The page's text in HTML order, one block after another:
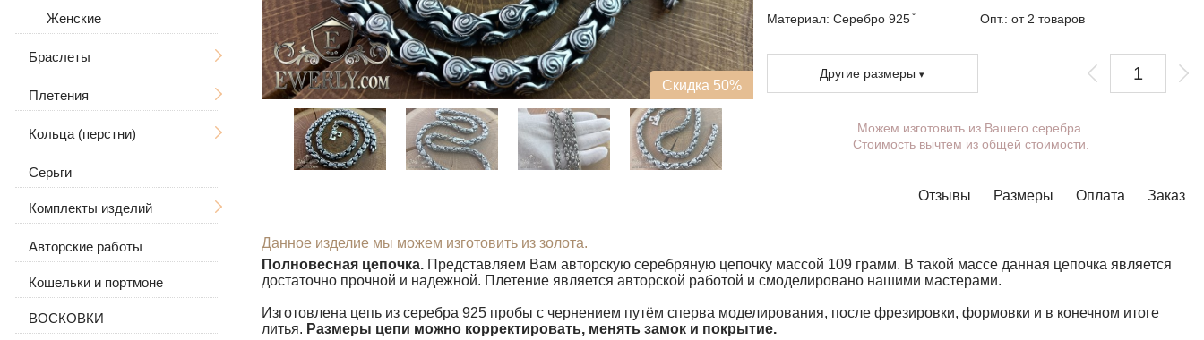
Знаки зодиака
Мужские
Большие
Женские
Большие / Толстые
Женские
Браслеты
Мужские
Большие / Толстые
Женские
С камнями
Каменные
Кожаные
Кожа с серебром
Плетения
Ручная вязка
Рамзес
Бисмарк
Якорное (якорь) с
гранями
Панцирное (Панцирь)
Византийское
Литьё
Кольца (перстни)
Мужские
С черепом
С волком
С камнями
Без камней
Женские
С камнями
Без камней
Серьги
Комплекты изделий
Серьги и кольцо
Цепочка с подвеской
Авторские работы
Кошельки и портмоне
ВОСКОВКИ
Скидка 50%
Материал: Серебро 925 ̊
Опт.: от 2 товаров
Другие размеры
Вы можете выбрать покрытие, массу,
длину, ширину, замок.
в таких случаях наши менеджеры свяжутся с
Можем изготовить из Вашего серебра.
Стоимость вычтем из общей стоимости.
Отзывы Заказ
Оплата
Размеры
Данное изделие мы можем изготовить из золота.
Полновесная цепочка. Представляем Вам авторскую серебряную цепочку массой 109 грамм. В такой массе данная цепочка является
достаточно прочной и надежной. Плетение является авторской работой и смоделировано нашими мастерами.
Изготовлена цепь из серебра 925 пробы с чернением путём сперва моделирования, после фрезировки, формовки и в конечном итоге
литья. Размеры цепи можно корректировать, менять замок и покрытие.